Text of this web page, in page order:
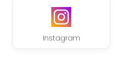
Instagram